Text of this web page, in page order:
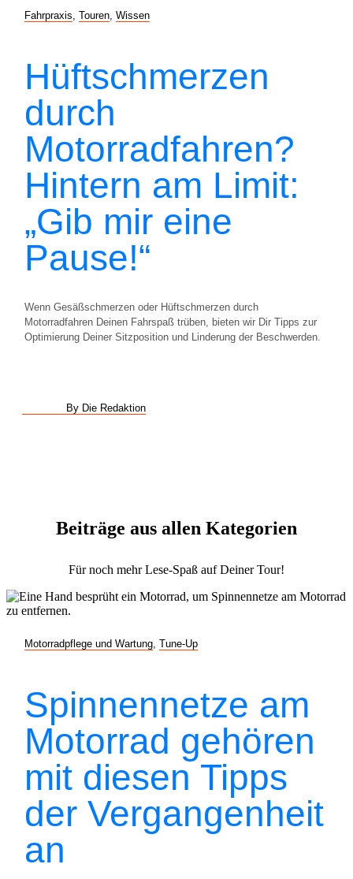
Fahrpraxis Touren Wissen
Hüftschmerzen
durch
Motorradfahren?
Hintern am Limit:
„Gib mir eine
Pause!“
Wenn Gesäßschmerzen oder Hüftschmerzen durch
Motorradfahren Deinen Fahrspaß trüben, bieten wir Dir Tipps zur
Optimierung Deiner Sitzposition und Linderung der Beschwerden.
By Die Redaktion
Beiträge aus allen Kategorien
Für noch mehr Lese-Spaß auf Deiner Tour!
Motorradpflege und Wartung Tune-Up
Spinnennetze am
Motorrad gehören
mit diesen Tipps
der Vergangenheit
an